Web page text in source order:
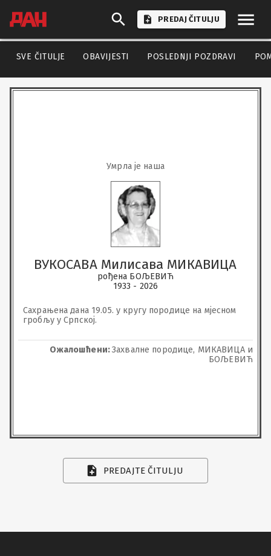
PREDAJ ČITULJU
SVE ČITULJE OBAVIJESTI POSLEDNJI POZDRAVI
Умрла је наша
ВУКОСАВА Милисава МИКАВИЦА
рођена БОЉЕВИЋ
1933 - 2026
Сахрањена дана 19.05. у кругу породице на мјесном
гробљу у Српској.
Ожалошћени:Захвалне породице, МИКАВИЦА и
БОЉЕВИЋ
PREDAJTE ČITULJU